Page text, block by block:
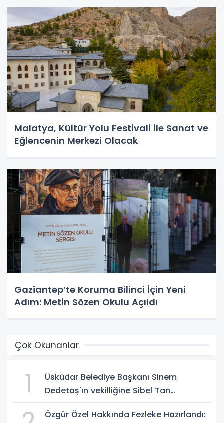
Malatya, Kültür Yolu Festivali ile Sanat ve
Eğlencenin Merkezi Olacak
Gaziantep’te Koruma Bilinci İçin Yeni
Adım: Metin Sözen Okulu Açıldı
Çok Okunanlar
1
Üsküdar Belediye Başkanı Sinem
Dedetaş'ın vekilliğine Sibel Tan
Özgür Özel Hakkında Fezleke Hazırlandı: